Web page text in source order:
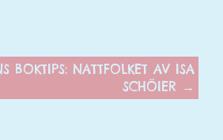
BOKTIPS: NATTFOLKET AV ISA
SCHÖIER →
och
uppbyggnad,
baserat på